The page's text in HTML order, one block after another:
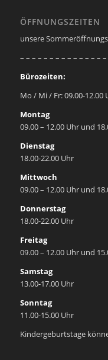
ÖFFNUNGSZEITEN
unsere
– – – – – – – – – – – – – – –
Bürozeiten:
Mo / Mi / Fr: 09.00-12.00
Montag
09.00 – 12.00 Uhr und
Dienstag
18.00-22.00 Uhr
Mittwoch
09.00 – 12.00 Uhr und
Donnerstag
18.00-22.00 Uhr
Freitag
09.00 – 12.00 Uhr und
Samstag
13.00-17.00 Uhr
Sonntag
11.00-15.00 Uhr
Kindergeburtstage